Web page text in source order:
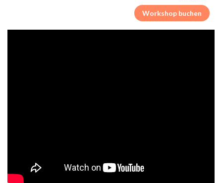
Workshop buchen